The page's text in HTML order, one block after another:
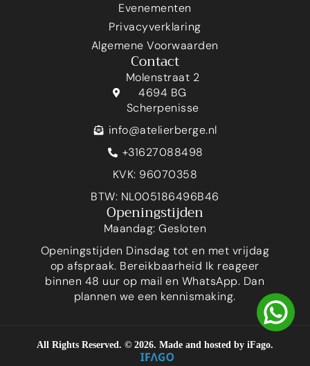
Evenementen
Privacyverklaring
Algemene Voorwaarden
Contact
Molenstraat 2
4694 BG
Scherpenisse
info@atelierberge.nl
+31627088498
KVK: 96070358
BTW: NL005186496B46
Openingstijden
Maandag: Gesloten
Openingstijden Dinsdag tot en met vrijdag
op afspraak. Bereikbaarheid Ik reageer
binnen 48 uur op mail en WhatsApp. Dan
plannen we een kennismaking.
All Rights Reserved. © 2026. Made and hosted by iFago.